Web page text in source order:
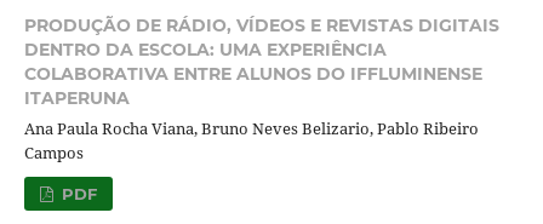
PRODUÇÃO DE RÁDIO, VÍDEOS E REVISTAS DIGITAIS
DENTRO DA ESCOLA: UMA EXPERIÊNCIA
COLABORATIVA ENTRE ALUNOS DO IFFLUMINENSE
ITAPERUNA
Ana Paula Rocha Viana, Bruno Neves Belizario, Pablo Ribeiro
Campos
PDF